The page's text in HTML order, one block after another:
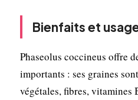
Bienfaits et
Phaseolus coccineus offre
importants : ses graines
végétales, fibres, vitamines